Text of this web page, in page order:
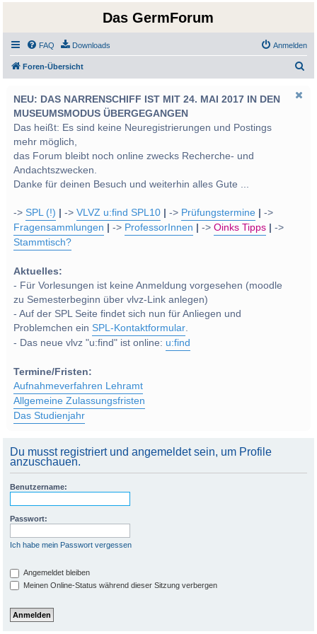
Das GermForum
FAQ Downloads Anmelden
Foren-Übersicht
NEU: DAS NARRENSCHIFF IST MIT 24. MAI 2017 IN DEN
MUSEUMSMODUS ÜBERGEGANGEN
Das heißt: Es sind keine Neuregistrierungen und Postings
mehr möglich,
das Forum bleibt noch online zwecks Recherche- und
Andachtszwecken.
Danke für deinen Besuch und weiterhin alles Gute ...
->SPL (!) ->VLVZ u:find SPL10 -> Prüfungstermine
->
Fragensammlungen
-> ProfessorInnen ->Oinks Tipps
->
Stammtisch?
Aktuelles:
- Für Vorlesungen ist keine Anmeldung vorgesehen (moodle
zu Semesterbeginn über vlvz-Link anlegen)
- Auf der SPL Seite findet sich nun für Anliegen und
Problemchen einSPL-Kontaktformular.
- Das neue vlvz "u:find" ist online: u:find
Termine/Fristen:
Aufnahmeverfahren Lehramt
Allgemeine Zulassungsfristen
Das Studienjahr
Du musst registriert und angemeldet sein, um Profile
anzuschauen.
Benutzername:
Passwort:
Ich habe mein Passwort vergessen
Angemeldet bleiben
Meinen Online-Status während dieser Sitzung verbergen